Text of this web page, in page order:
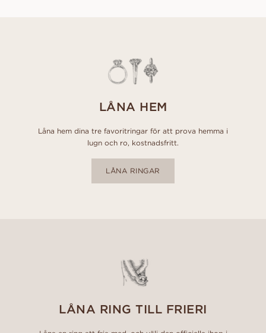
LÅNA HEM
Låna hem dina tre favoritringar för att prova hemma i
lugn och ro, kostnadsfritt.
LÅNA RINGAR
LÅNA RING TILL FRIERI